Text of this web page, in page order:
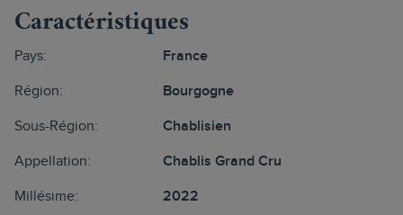
Caractéristiques
Pays: France
Région: Bourgogne
Sous-Région: Chablisien
Appellation: Chablis Grand Cru
Millésime: 2022